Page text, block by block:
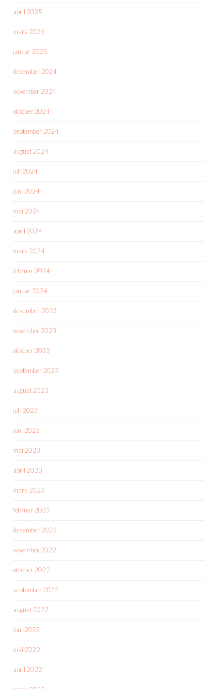
april 2025
mars 2025
januar 2025
desember 2024
november 2024
oktober 2024
september 2024
august 2024
juli 2024
juni 2024
mai 2024
april 2024
mars 2024
februar 2024
januar 2024
desember 2023
november 2023
oktober 2023
september 2023
august 2023
juli 2023
juni 2023
mai 2023
april 2023
mars 2023
februar 2023
desember 2022
november 2022
oktober 2022
september 2022
august 2022
juni 2022
mai 2022
april 2022